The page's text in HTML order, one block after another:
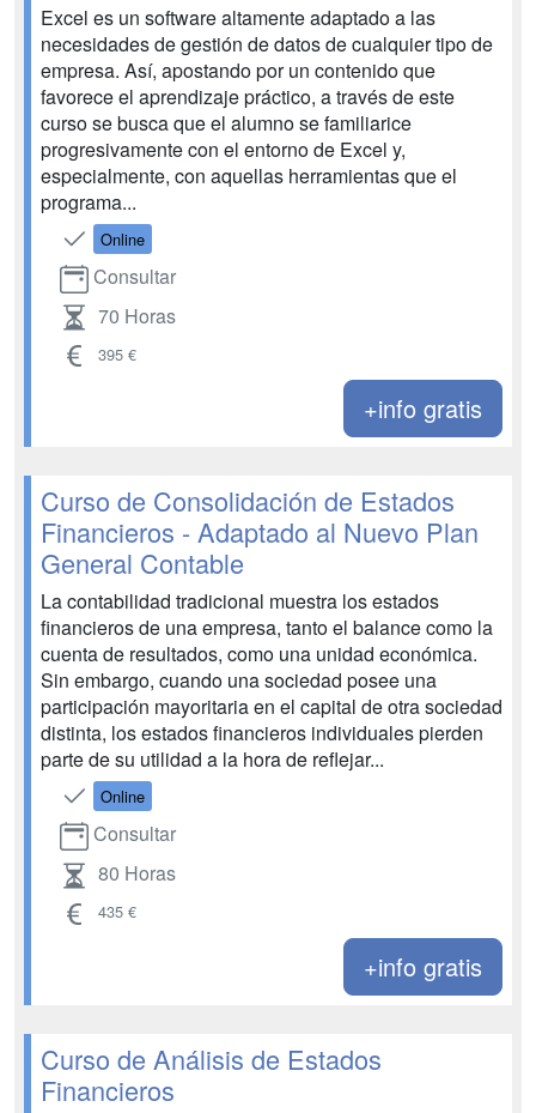
Excel es un software altamente adaptado a las
necesidades de gestión de datos de cualquier tipo de
empresa. Así, apostando por un contenido que
favorece el aprendizaje práctico, a través de este
curso se busca que el alumno se familiarice
progresivamente con el entorno de Excel y,
especialmente, con aquellas herramientas que el
programa...
Online
Consultar
70 Horas
395 €
+info gratis
Curso de Consolidación de Estados
Financieros - Adaptado al Nuevo Plan
General Contable
La contabilidad tradicional muestra los estados
financieros de una empresa, tanto el balance como la
cuenta de resultados, como una unidad económica.
Sin embargo, cuando una sociedad posee una
participación mayoritaria en el capital de otra sociedad
distinta, los estados financieros individuales pierden
parte de su utilidad a la hora de reflejar...
Online
Consultar
80 Horas
435 €
+info gratis
Curso de Análisis de Estados
Financieros